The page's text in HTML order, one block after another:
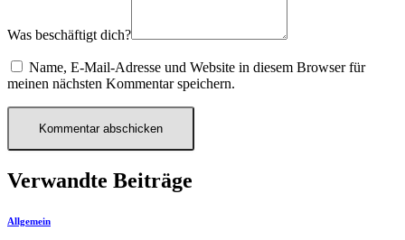
Was beschäftigt dich?
Name, E-Mail-Adresse und Website in diesem Browser für
meinen nächsten Kommentar speichern.
Verwandte Beiträge
Allgemein